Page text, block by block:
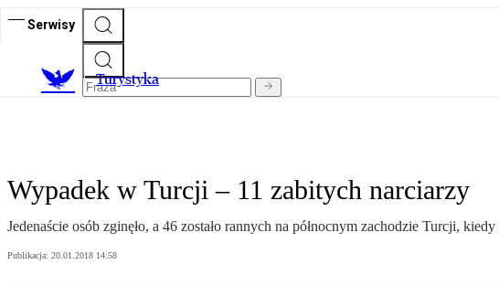
Serwisy
Turystyka
Wypadek w Turcji – 11 zabitych narciarzy
Jedenaście osób zginęło, a 46 zostało rannych na północnym zachodzie Turcji,
Publikacja: 20.01.2018 14:58